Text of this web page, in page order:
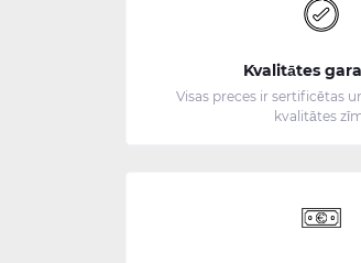
Kvalitātes
Visas preces ir sertificētas
kvalitātes